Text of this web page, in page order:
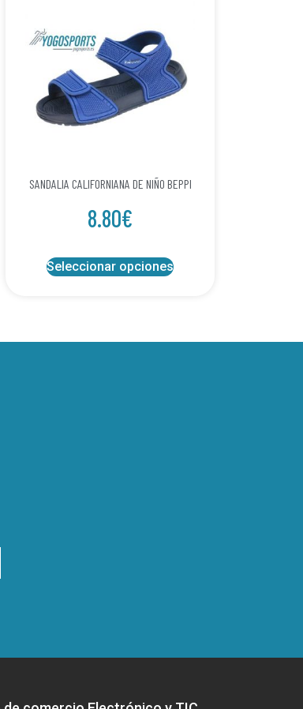
SANDALIA CALIFORNIANA DE NIÑO BEPPI
8.80€
Seleccionar opciones